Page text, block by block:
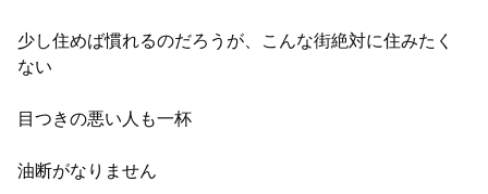
少し住めば慣れるのだろうが、こんな街絶対に住みたく
ない
目つきの悪い人も一杯
油断がなりません